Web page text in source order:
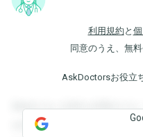
利用規約 と
同意のうえ、無
AskDoctorsお役立
登録すると回答を閲覧する
を閲覧することができます